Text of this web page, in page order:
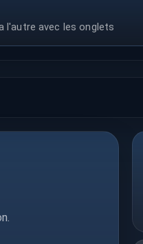
l'autre avec les onglets